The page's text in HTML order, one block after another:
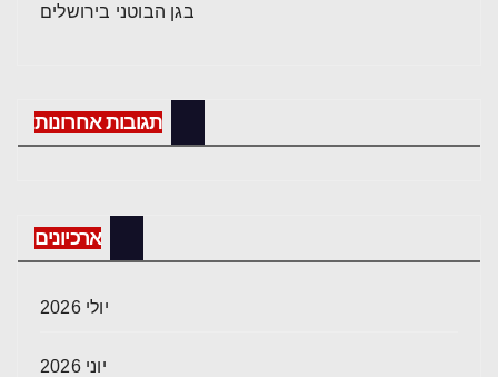
בגן הבוטני בירושלים
תגובות אחרונות
ארכיונים
יולי 2026
יוני 2026